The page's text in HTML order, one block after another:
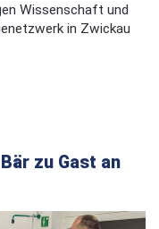
Wissenschaft und
in Zwickau
zu Gast an